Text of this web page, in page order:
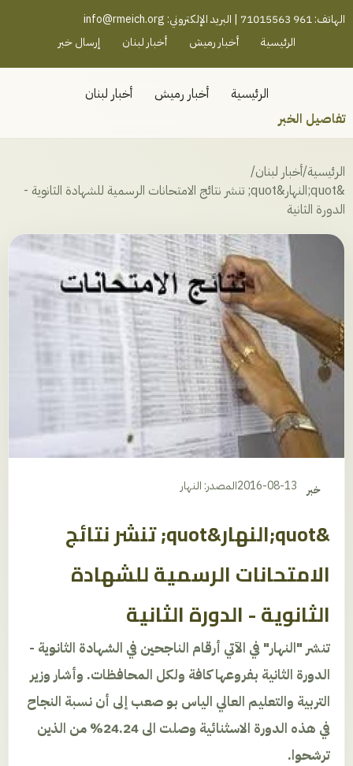
رميش جنوب - لبنان
الهاتف: 961 71015563 | البريد الإلكتروني:
info@rmeich.org
الرئيسية
أخبار رميش أخبار لبنان إرسال خبر
الرئيسية أخبار رميش
أخبار لبنان
تفاصيل الخبر
الرئيسية/أخبار لبنان/
&quot;النهار&quot; تنشر نتائج الامتحانات الرسمية للشهادة الثانوية -
الدورة الثانية
خبر 2016-08-13المصدر: النهار
&quot;النهار&quot; تنشر نتائج
الامتحانات الرسمية للشهادة
الثانوية - الدورة الثانية
تنشر "النهار" في الآتي أرقام الناجحين في الشهادة الثانوية -
الدورة الثانية بفروعها كافة ولكل المحافظات. وأشار وزير
التربية والتعليم العالي الياس بو صعب إلى أن نسبة النجاح
في هذه الدورة الاسثنائية وصلت الى 24.24% من الذين
ترشحوا.